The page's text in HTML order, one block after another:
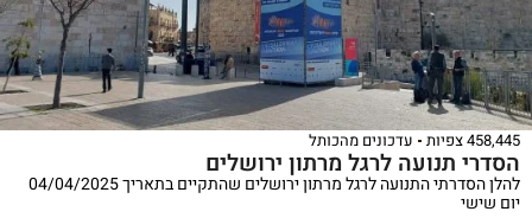
458,445 צפיות עדכונים מהכותל
הסדרי תנועה לרגל מרתון ירושלים
להלן הסדרתי התנועה לרגל מרתון ירושלים שהתקיים בתאריך 04/04/2025
יום שישי